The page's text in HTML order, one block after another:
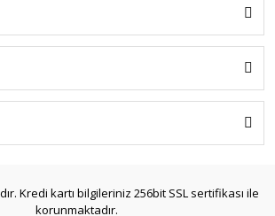
Kredi kartı bilgileriniz 256bit SSL sertifikası ile
korunmaktadır.